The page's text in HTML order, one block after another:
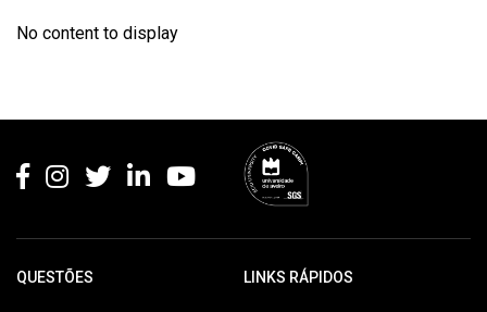
No content to display
QUESTÕES LINKS RÁPIDOS